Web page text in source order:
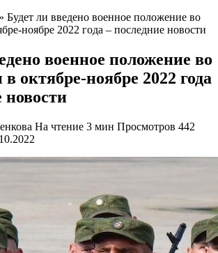
» Будет ли введено военное положение во
ноябре 2022 года – последние новости
военное положение во
в октябре-ноябре 2022 года
новости
На чтение 3 мин Просмотров 442